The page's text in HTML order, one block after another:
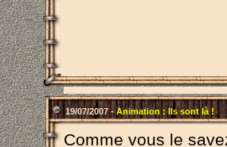
19/07/2007 -Animation : Ils sont là !
Comme vous le